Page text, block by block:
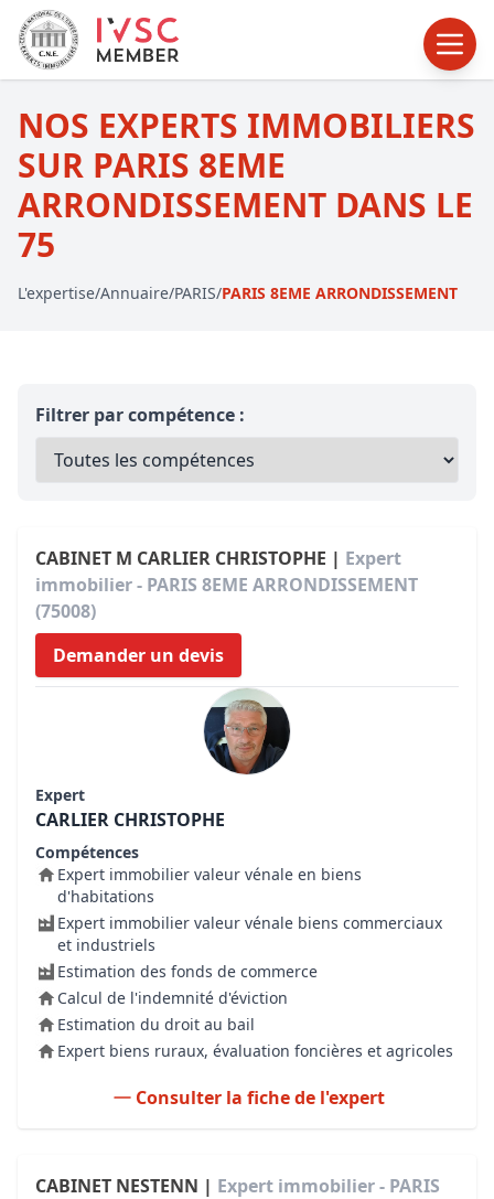
NOS EXPERTS IMMOBILIERS
SUR PARIS 8EME
ARRONDISSEMENT DANS LE
75
L'expertise/Annuaire/PARIS/PARIS 8EME ARRONDISSEMENT
Filtrer par compétence :
CABINET M CARLIER CHRISTOPHE | Expert
immobilier - PARIS 8EME ARRONDISSEMENT
(75008)
Demander un devis
Expert
CARLIER CHRISTOPHE
Compétences
Expert immobilier valeur vénale en biens
d'habitations
Expert immobilier valeur vénale biens commerciaux
et industriels
Estimation des fonds de commerce
Calcul de l'indemnité d'éviction
Estimation du droit au bail
Expert biens ruraux, évaluation foncières et agricoles
Consulter la fiche de l'expert
CABINET NESTENN | Expert immobilier - PARIS